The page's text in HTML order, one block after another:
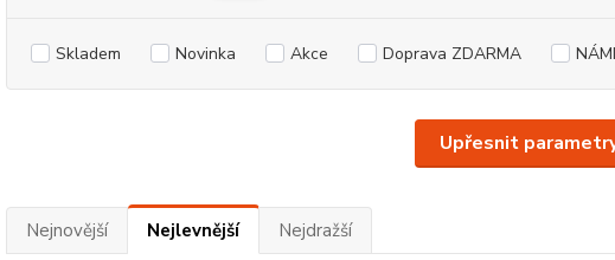
Upřesnit
Skladem Novinka Akce Doprava ZDARMA
Nejnovější Nejlevnější Nejdražší